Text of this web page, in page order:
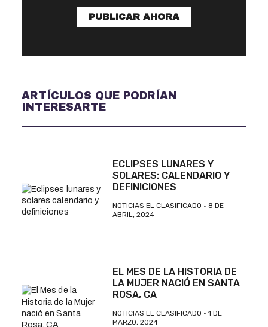
PUBLICAR AHORA
ARTÍCULOS QUE PODRÍAN
INTERESARTE
ECLIPSES LUNARES Y
SOLARES: CALENDARIO Y
DEFINICIONES
NOTICIAS EL CLASIFICADO
8 DE
ABRIL, 2024
EL MES DE LA HISTORIA DE
LA MUJER NACIÓ EN SANTA
ROSA, CA
NOTICIAS EL CLASIFICADO
1 DE
MARZO, 2024